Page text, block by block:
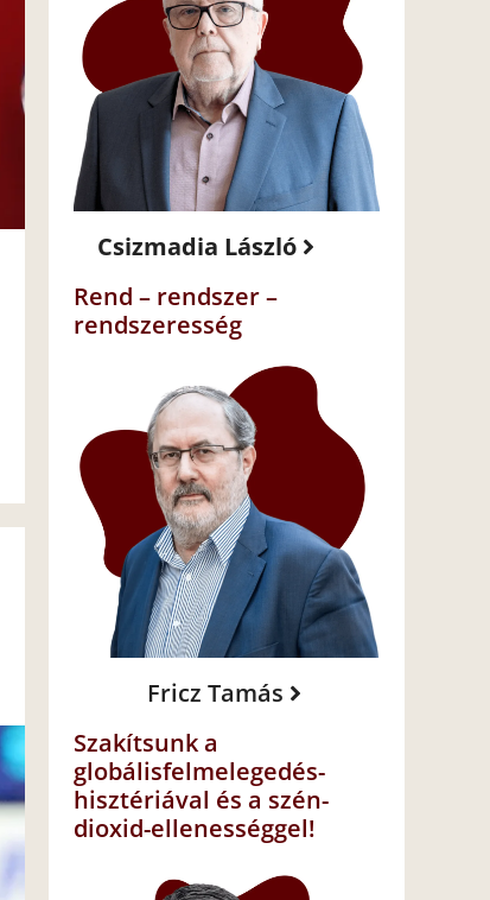
Csizmadia László
Rend – rendszer –
rendszeresség
Fricz Tamás
Szakítsunk a
globálisfelmelegedés-
hisztériával és a szén-
dioxid-ellenességgel!